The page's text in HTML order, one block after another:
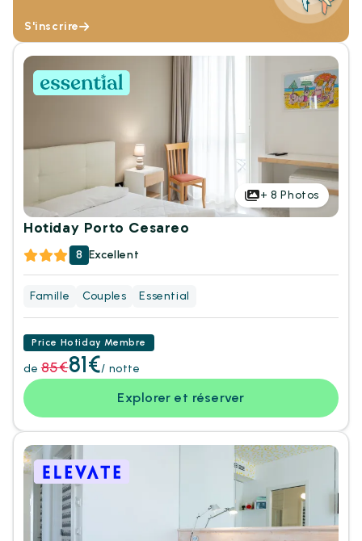
S'inscrire
+8 Photos
Hotiday Porto Cesareo
8 Excellent
Famille Couples Essential
Price Hotiday Membre
de 85€81€/ notte
Explorer et réserver